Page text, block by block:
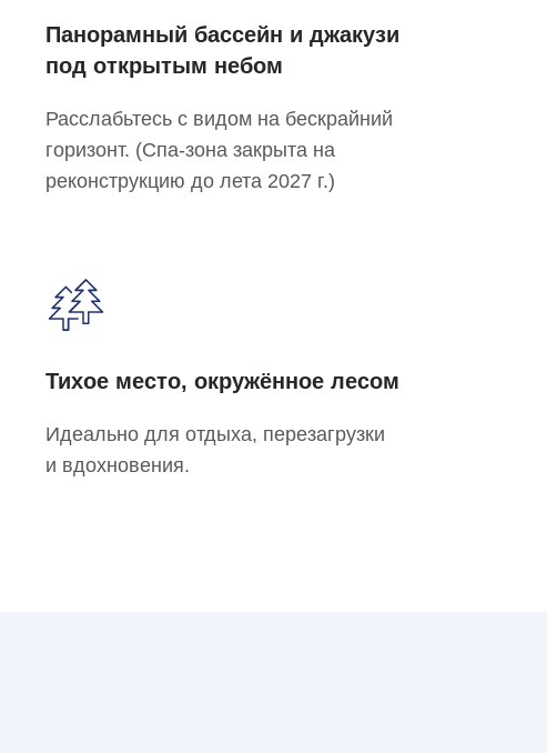
Панорамный бассейн и джакузи
под открытым небом
Расслабьтесь с видом на бескрайний
горизонт. (Спа-зона закрыта на
реконструкцию до лета 2027 г.)
Тихое место, окружённое лесом
Идеально для отдыха, перезагрузки
и вдохновения.